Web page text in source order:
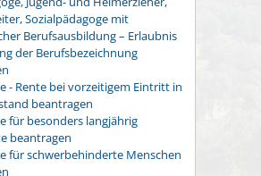
Sozialpädagoge mit
Berufsausbildung – Erlaubnis
der Berufsbezeichnung
- Rente bei vorzeitigem Eintritt in
beantragen
für besonders langjährig
beantragen
für schwerbehinderte Menschen